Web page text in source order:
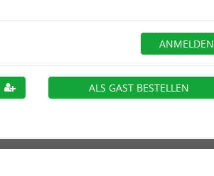
ANMELDEN
ALS GAST BESTELLEN